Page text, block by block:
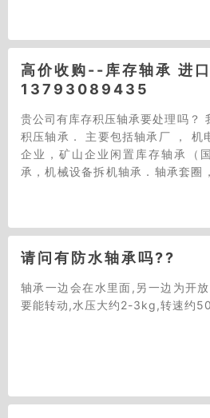
高价收购--库存轴承 进
13793089435
贵公司有库存积压轴承要处理吗？
积压轴承． 主要包括轴承厂 ， 机
企业，矿山企业闲置库存轴承（
承，机械设备拆机轴承．轴承套圈
请问有防水轴承吗??
轴承一边会在水里面,另一边为开
要能转动,水压大约2-3kg,转速约